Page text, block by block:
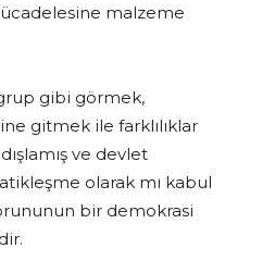
malzeme
gibi görmek,
gitmek ile farklılıklar
ve devlet
olarak mı kabul
bir demokrasi